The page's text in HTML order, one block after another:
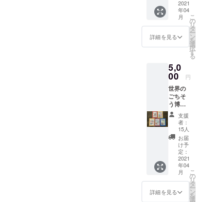
好きな
額まで
設定す
ること
ができ
（パキ
スタ
ン） ②
マッサ
マン
（鶏肉
とじゃ
ココ
ナッツ
カ
レー）
★CNN
グルメ
ランキ
ング世
界美食
ランキ
ング１
位 ③マ
トンカ
レー
（羊の
スパイ
スカ
2021
年04
月
詳細を見る
こ
の
リ
タ
ー
ン
を
選
択
す
る
5,0
00 円
世界の
ごちそ
う博物
館！厳
選スー
プ５種
送料込
①アホ
スープ
（スペ
インに
んにく
スー
プ） ②
ボルシ
支援
者：
15人
お届
け予
定：
2021
年04
月
詳細を見る
こ
の
リ
タ
ー
ン
を
選